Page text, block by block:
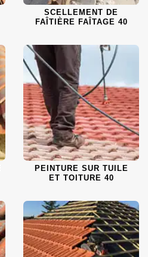
SCELLEMENT DE
FAÎTIÈRE FAÎTAGE 40
PEINTURE SUR TUILE
ET TOITURE 40